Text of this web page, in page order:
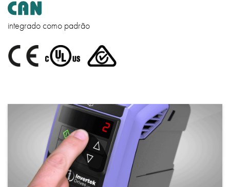
integrado como padrão